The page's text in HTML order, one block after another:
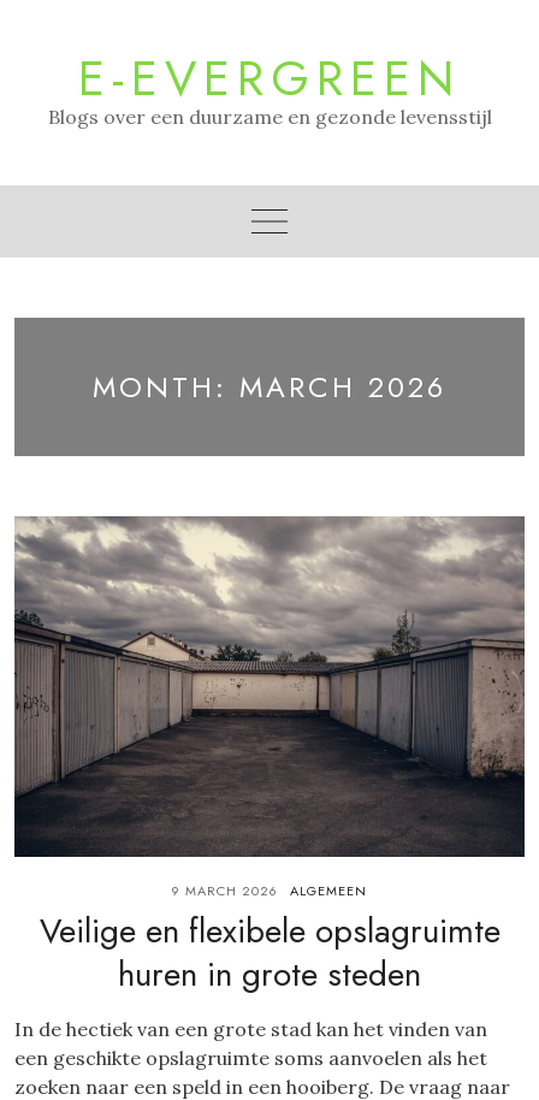
E-EVERGREEN
Blogs over een duurzame en gezonde levensstijl
MONTH: MARCH 2026
9 MARCH 2026 ALGEMEEN
Veilige en flexibele opslagruimte
huren in grote steden
In de hectiek van een grote stad kan het vinden van
een geschikte opslagruimte soms aanvoelen als het
zoeken naar een speld in een hooiberg. De vraag naar